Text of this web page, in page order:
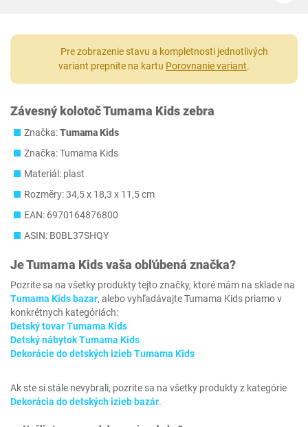
Pre zobrazenie stavu a kompletnosti jednotlivých
variant prepnite na kartu Porovnanie variant.
Závesný kolotoč Tumama Kids zebra
Značka:Tumama Kids
Značka: Tumama Kids
Materiál: plast
Rozměry: 34,5 x 18,3 x 11,5 cm
EAN: 6970164876800
ASIN: B0BL37SHQY
JeTumama Kidsvaša obľúbená značka?
Pozrite sa na všetky produkty tejto značky, ktoré mám na sklade na
Tumama Kids bazar, alebo vyhľadávajte Tumama Kids priamo v
konkrétnych kategóriách:
Detský tovar Tumama Kids
Detský nábytok Tumama Kids
Dekorácie do detských izieb Tumama Kids
Ak ste si stále nevybrali, pozrite sa na všetky produkty z kategórie
Dekorácia do detských izieb bazár.